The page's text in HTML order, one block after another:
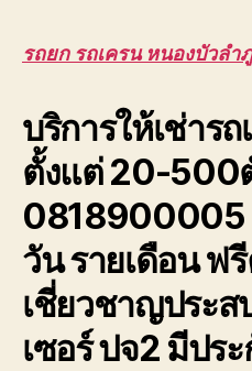
รถยก รถเครน หนองบัวลำภู
บริการให้เช่าร
ตั้งแต่ 20-500
0818900005
วัน รายเดือน ฟ
เชี่ยวชาญประ
เซอร์ ปจ2 มีปร